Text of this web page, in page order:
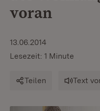
voran
13.06.2014
Lesezeit: 1 Minute
Teilen Text